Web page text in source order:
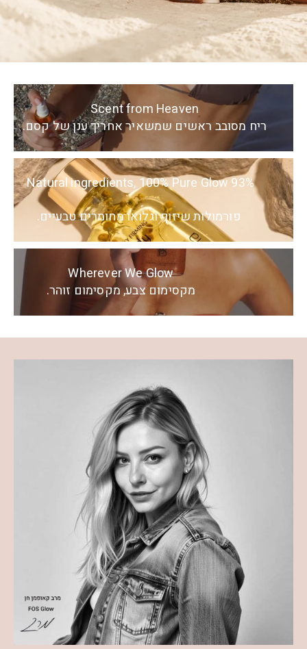
Scent from Heaven
ריח מסובב ראשים שמשאיר אחריך ענן של קסם.
93% Natural ingredients, 100% Pure Glow
פורמולות שיזוף וגלואו מחומרים טבעיים.
Wherever We Glow
מקסימום צבע, מקסימום זוהר.